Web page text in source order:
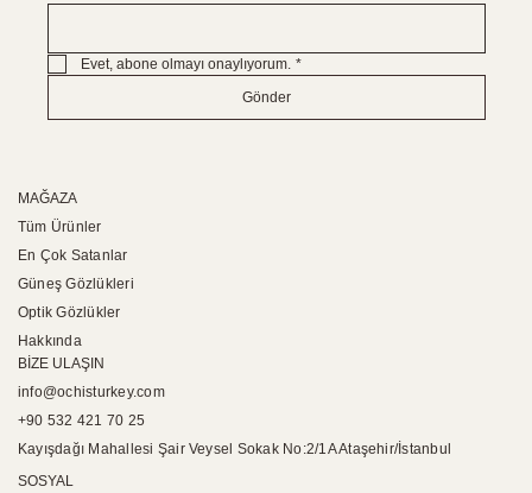
Evet, abone olmayı onaylıyorum. *
Gönder
MAĞAZA
Tüm Ürünler
En Çok Satanlar
Güneş Gözlükleri
Optik Gözlükler
Hakkında
BİZE ULAŞIN
info@ochisturkey.com
+90 532 421 70 25
Kayışdağı Mahallesi Şair Veysel Sokak No:2/1A Ataşehir/İstanbul
SOSYAL